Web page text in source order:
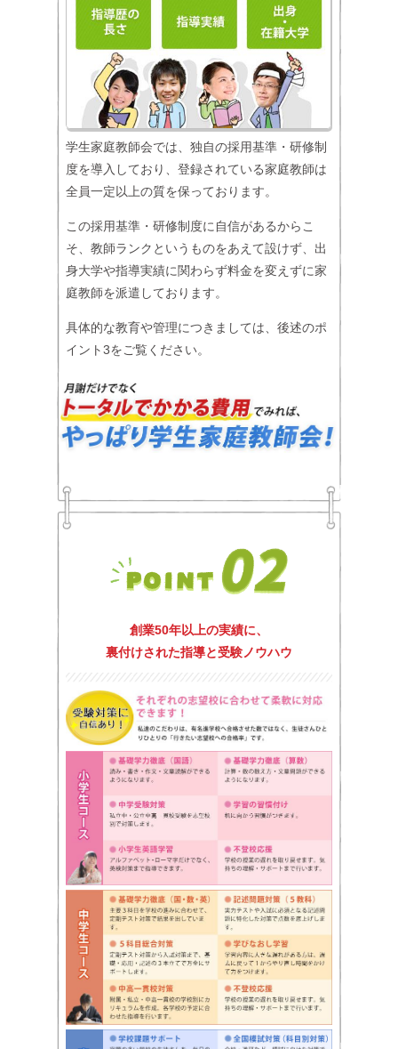
学生家庭教師会では、独自の採用基準・研修制
度を導入しており、登録されている家庭教師は
全員一定以上の質を保っております。
この採用基準・研修制度に自信があるからこ
そ、教師ランクというものをあえて設けず、出
身大学や指導実績に関わらず料金を変えずに家
庭教師を派遣しております。
具体的な教育や管理につきましては、後述のポ
イント3をご覧ください。
創業50年以上の実績に、
裏付けされた指導と受験ノウハウ